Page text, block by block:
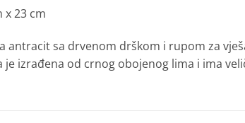
x 23 cm
antracit sa drvenom drškom i rupom za
je izrađena od crnog obojenog lima i ima